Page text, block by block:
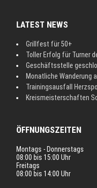
LATEST NEWS
Grillfest für 50+
Toller Erfolg für Turner
Geschäftsstelle
Monatliche Wanderung
Trainingsausfall
Kreismeisterschaften
ÖFFNUNGSZEITEN
Montags - Donnerstags
08:00 bis 15:00 Uhr
Freitags
08:00 bis 14:00 Uhr